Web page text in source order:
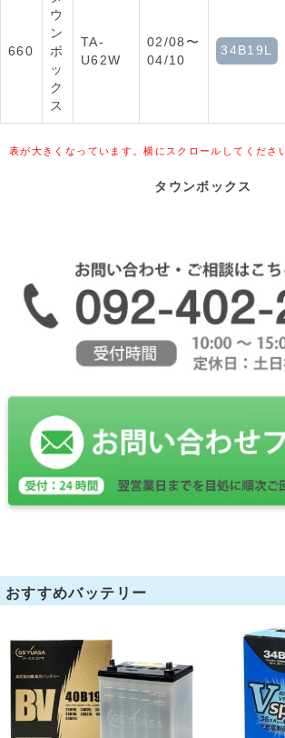
660
ウ
ン
ボ
ッ
ク
ス
TA-
U62W
02/08〜
04/10
34B19L
表が大きくなっています。横にスクロールしてくださ
タウンボックス
おすすめバッテリー